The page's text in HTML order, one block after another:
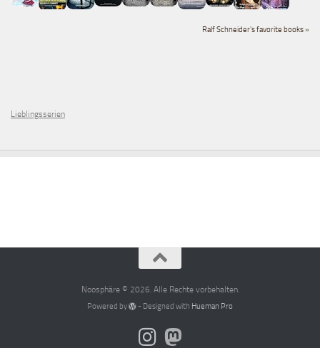
Ralf Schneider's favorite books »
Lieblingsserien
Noosphäre © 2026. Alle Rechte vorbehalten.
Powered by - Designed with Hueman Pro